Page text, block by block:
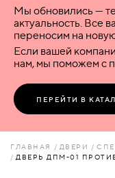
ВОРОТА
Мы обновились —
актуальность. Все
переносим на
Если вашей
нам, мы поможем с
ПЕРЕЙТИ В
ГЛАВНАЯ ДВЕРИ
ДВЕРЬ ДПМ-01